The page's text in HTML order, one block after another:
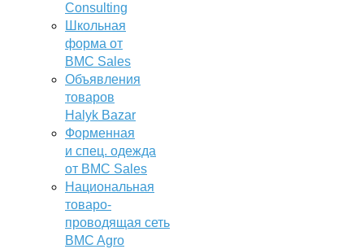
Consulting
Школьная
форма от
BMC Sales
Объявления
товаров
Halyk Bazar
Форменная
и спец. одежда
от BMC Sales
Национальная
товаро-
проводящая сеть
BMC Agro